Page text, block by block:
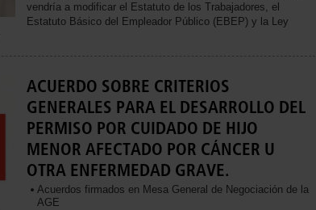
vendría a modificar el Estatuto de los Trabajadores, el
Estatuto Básico del Empleador Público (EBEP) y la Ley
ACUERDO SOBRE CRITERIOS
GENERALES PARA EL DESARROLLO DEL
PERMISO POR CUIDADO DE HIJO
MENOR AFECTADO POR CÁNCER U
OTRA ENFERMEDAD GRAVE.
Acuerdos firmados en Mesa General de Negociación de la
AGE